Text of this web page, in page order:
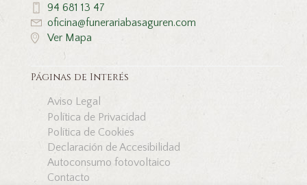
94 681 13 47
oficina@funerariabasaguren.com
Ver Mapa
Páginas de Interés
Aviso Legal
Política de Privacidad
Política de Cookies
Declaración de Accesibilidad
Autoconsumo fotovoltaico
Contacto